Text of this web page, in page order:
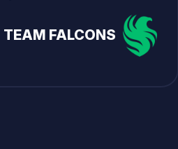
CS:GO Premier 2017, затем
выиграли ESL Intel
к G2 Esports и
TEAM FALCONS